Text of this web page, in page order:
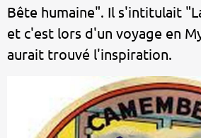
Bête humaine". Il s'intitulait
et c'est lors d'un voyage en
aurait trouvé l'inspiration.